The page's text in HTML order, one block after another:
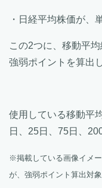
・日経平均株価が、
この2つに、移動平
強弱ポイントを算出
使用している移動平
日、25日、75日、
※掲載している画像イメ
が、強弱ポイント算出対象